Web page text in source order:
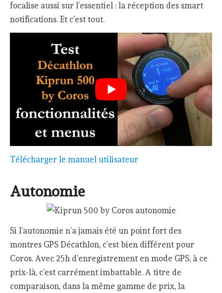
focalise aussi sur l’essentiel : la réception des smart
notifications. Et c’est tout.
Télécharger le manuel utilisateur
Autonomie
Si l’autonomie n’a jamais été un point fort des
montres GPS Décathlon, c’est bien différent pour
Coros. Avec 25h d’enregistrement en mode GPS, à ce
prix-là, c’est carrément imbattable. A titre de
comparaison, dans la même gamme de prix, la